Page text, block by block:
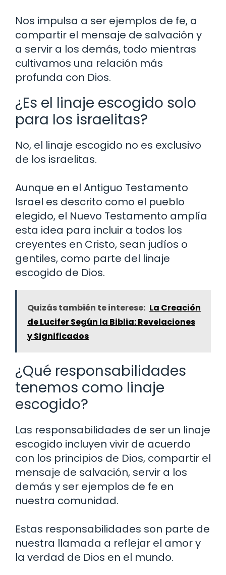
Nos impulsa a ser ejemplos de fe, a
compartir el mensaje de salvación y
a servir a los demás, todo mientras
cultivamos una relación más
profunda con Dios.
¿Es el linaje escogido solo
para los israelitas?
No, el linaje escogido no es exclusivo
de los israelitas.
Aunque en el Antiguo Testamento
Israel es descrito como el pueblo
elegido, el Nuevo Testamento amplía
esta idea para incluir a todos los
creyentes en Cristo, sean judíos o
gentiles, como parte del linaje
escogido de Dios.
Quizás también te interese: La Creación
de Lucifer Según la Biblia: Revelaciones
y Significados
¿Qué responsabilidades
tenemos como linaje
escogido?
Las responsabilidades de ser un linaje
escogido incluyen vivir de acuerdo
con los principios de Dios, compartir el
mensaje de salvación, servir a los
demás y ser ejemplos de fe en
nuestra comunidad.
Estas responsabilidades son parte de
nuestra llamada a reflejar el amor y
la verdad de Dios en el mundo.